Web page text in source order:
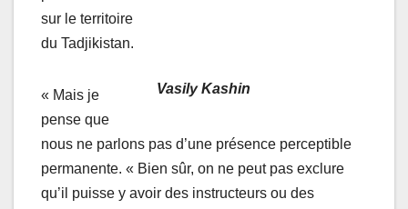
Vasily Kashin
sur le territoire
du Tadjikistan.
« Mais je
pense que
nous ne parlons pas d’une présence perceptible
permanente. « Bien sûr, on ne peut pas exclure
qu’il puisse y avoir des instructeurs ou des